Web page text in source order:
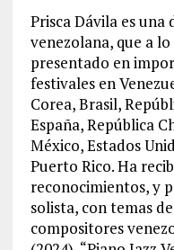
Prisca Dávila es una
venezolana, que a
presentado en
festivales en
Corea, Brasil,
España, República
México, Estados
Puerto Rico. Ha
reconocimientos, y
solista, con temas
compositores